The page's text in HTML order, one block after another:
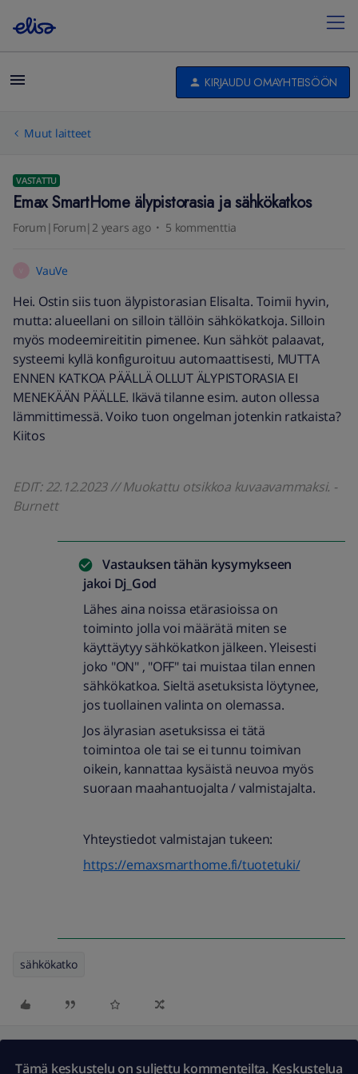
KIRJAUDU OMAYHTEISÖÖN
Muut laitteet
VASTATTU
Emax SmartHome älypistorasia ja sähkökatkos
Forum|Forum|2 years ago 5 kommenttia
VauVe
Hei. Ostin siis tuon älypistorasian Elisalta. Toimii hyvin,
mutta: alueellani on silloin tällöin sähkökatkoja. Silloin
myös modeemireititin pimenee. Kun sähköt palaavat,
systeemi kyllä konfiguroituu automaattisesti, MUTTA
ENNEN KATKOA PÄÄLLÄ OLLUT ÄLYPISTORASIA EI
MENEKÄÄN PÄÄLLE. Ikävä tilanne esim. auton ollessa
lämmittimessä. Voiko tuon ongelman jotenkin ratkaista?
Kiitos
EDIT: 22.12.2023 // Muokattu otsikkoa kuvaavammaksi. -
Burnett
Vastauksen tähän kysymykseen
jakoi Dj_God
Lähes aina noissa etärasioissa on
toiminto jolla voi määrätä miten se
käyttäytyy sähkökatkon jälkeen. Yleisesti
joko "ON" , "OFF" tai muistaa tilan ennen
sähkökatkoa. Sieltä asetuksista löytynee,
jos tuollainen valinta on olemassa.
Jos älyrasian asetuksissa ei tätä
toimintoa ole tai se ei tunnu toimivan
oikein, kannattaa kysäistä neuvoa myös
suoraan maahantuojalta / valmistajalta.
Yhteystiedot valmistajan tukeen:
https://emaxsmarthome.fi/tuotetuki/
sähkökatko
Tämä keskustelu on suljettu kommenteilta. Keskustelua